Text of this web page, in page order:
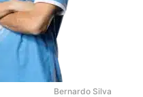
Bernardo Silva